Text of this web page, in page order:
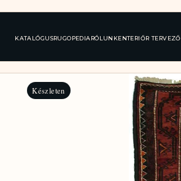
KATALÓGUSRUGOPEDIARÓLUNKENTERIŐR TERVEZŐ
Készleten